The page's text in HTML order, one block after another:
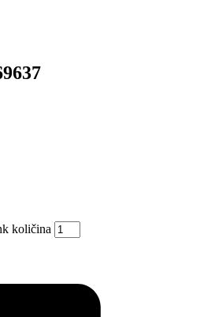
količina